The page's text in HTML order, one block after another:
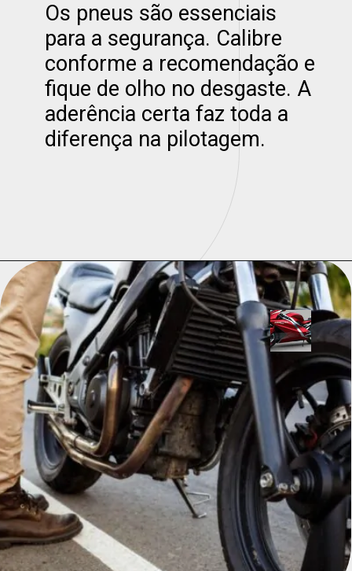
Os pneus são essenciais
para a segurança. Calibre
conforme a recomendação e
fique de olho no desgaste. A
aderência certa faz toda a
diferença na pilotagem.
Opening https://universodigitalon.com/melhores-baterias-de-moto-10-otimas-opcoes/